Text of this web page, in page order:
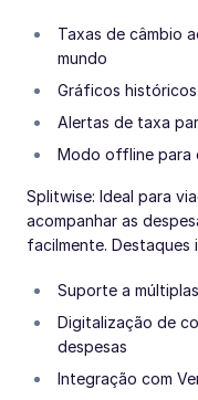
Taxas de câmbio
mundo
Gráficos
Alertas de taxa
Modo offline para
Splitwise: Ideal para
acompanhar as
facilmente. Destaques
Suporte a
Digitalização de
despesas
Integração com